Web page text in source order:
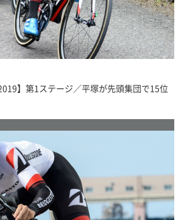
】第1ステージ／平塚が先頭集団で15位